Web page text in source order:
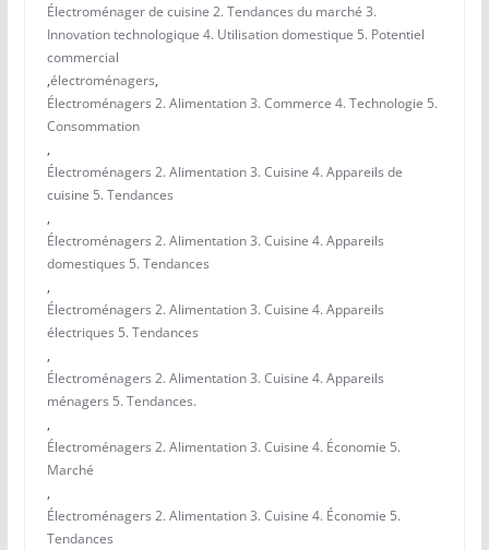
Électroménager de cuisine 2. Tendances du marché 3.
Innovation technologique 4. Utilisation domestique 5. Potentiel
commercial
,électroménagers,
Électroménagers 2. Alimentation 3. Commerce 4. Technologie 5.
Consommation
,
Électroménagers 2. Alimentation 3. Cuisine 4. Appareils de
cuisine 5. Tendances
,
Électroménagers 2. Alimentation 3. Cuisine 4. Appareils
domestiques 5. Tendances
,
Électroménagers 2. Alimentation 3. Cuisine 4. Appareils
électriques 5. Tendances
,
Électroménagers 2. Alimentation 3. Cuisine 4. Appareils
ménagers 5. Tendances.
,
Électroménagers 2. Alimentation 3. Cuisine 4. Économie 5.
Marché
,
Électroménagers 2. Alimentation 3. Cuisine 4. Économie 5.
Tendances